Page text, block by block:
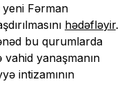
Fərman
hədəfləyir.
bu qurumlarda
vahid yanaşmanın
intizamının